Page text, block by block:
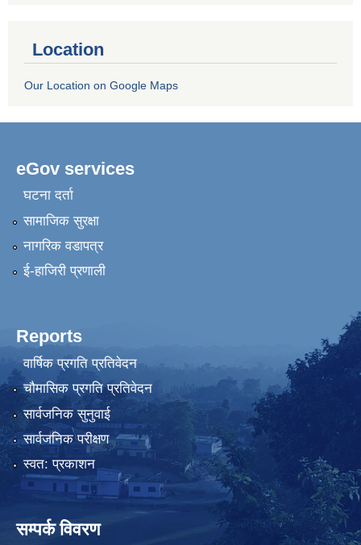
Location
Our Location on Google Maps
eGov services
घटना दर्ता
सामाजिक सुरक्षा
नागरिक वडापत्र
ई-हाजिरी प्रणाली
Reports
वार्षिक प्रगति प्रतिवेदन
चौमासिक प्रगति प्रतिवेदन
सार्वजनिक सुनुवाई
सार्वजनिक परीक्षण
स्वत: प्रकाशन
सम्पर्क विवरण